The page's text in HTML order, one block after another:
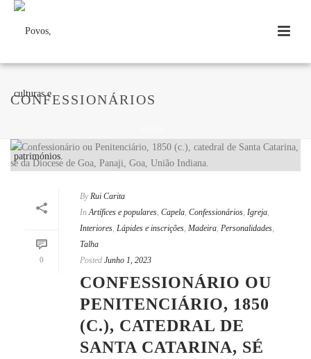
CONFESSIONÁRIOS
0
By Rui Carita
In Artífices e populares, Capela, Confessionários, Igreja,
Interiores, Lápides e inscrições, Madeira, Personalidades,
Talha
Posted Junho 1, 2023
CONFESSIONÁRIO OU
PENITENCIÁRIO, 1850
(C.), CATEDRAL DE
SANTA CATARINA, SÉ